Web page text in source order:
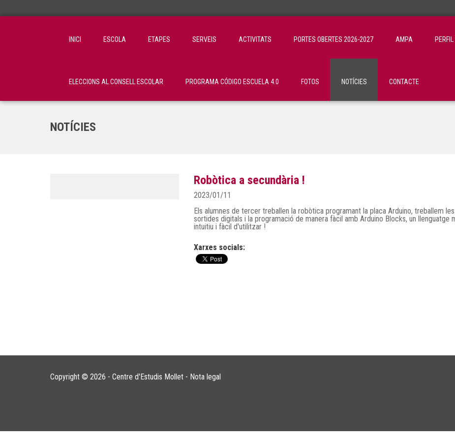
INICI ESCOLA ETAPES SERVEIS ACTIVITATS PORTES OBERTES 2026-2027 AMPA
ELECCIONS AL CONSELL ESCOLAR PROGRAMA CÓDIGO ESCUELA 4.0 FOTOS NOTÍCIES CONTACTE
NOTÍCIES
Robòtica a secundària !
2023/01/11
Els alumnes de tercer treballen la robòtica programant la placa Arduino, treballem les
sortides digitals i la programació de manera fàcil amb Arduino Blocks, un llenguatge
intuitiu i fàcil d'utilitzar !
Xarxes socials:
Copyright © 2026 - Centre d'Estudis Mollet - Nota legal